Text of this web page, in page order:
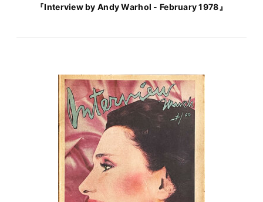
『Interview by Andy Warhol - February 1978』